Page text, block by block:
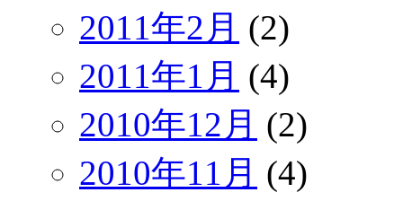
2011年2月 (2)
2011年1月 (4)
2010年12月 (2)
2010年11月 (4)